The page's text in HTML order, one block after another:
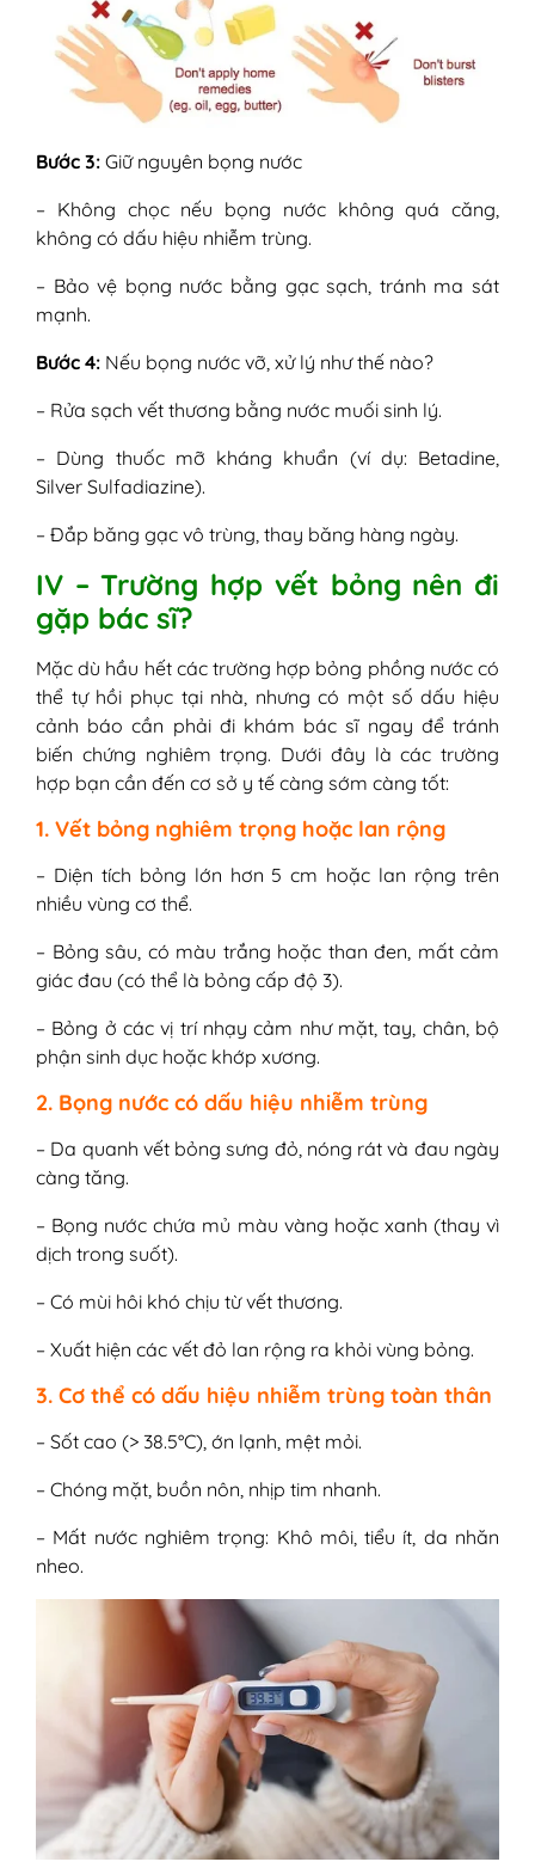
Bước 3: Giữ nguyên bọng nước
– Không chọc nếu bọng nước không quá căng,
không có dấu hiệu nhiễm trùng.
– Bảo vệ bọng nước bằng gạc sạch, tránh ma sát
mạnh.
Bước 4: Nếu bọng nước vỡ, xử lý như thế nào?
– Rửa sạch vết thương bằng nước muối sinh lý.
– Dùng thuốc mỡ kháng khuẩn (ví dụ: Betadine,
Silver Sulfadiazine).
– Đắp băng gạc vô trùng, thay băng hàng ngày.
IV – Trường hợp vết bỏng nên đi
gặp bác sĩ?
Mặc dù hầu hết các trường hợp bỏng phồng nước có
thể tự hồi phục tại nhà, nhưng có một số dấu hiệu
cảnh báo cần phải đi khám bác sĩ ngay để tránh
biến chứng nghiêm trọng. Dưới đây là các trường
hợp bạn cần đến cơ sở y tế càng sớm càng tốt:
1. Vết bỏng nghiêm trọng hoặc lan rộng
– Diện tích bỏng lớn hơn 5 cm hoặc lan rộng trên
nhiều vùng cơ thể.
– Bỏng sâu, có màu trắng hoặc than đen, mất cảm
giác đau (có thể là bỏng cấp độ 3).
– Bỏng ở các vị trí nhạy cảm như mặt, tay, chân, bộ
phận sinh dục hoặc khớp xương.
2. Bọng nước có dấu hiệu nhiễm trùng
– Da quanh vết bỏng sưng đỏ, nóng rát và đau ngày
càng tăng.
– Bọng nước chứa mủ màu vàng hoặc xanh (thay vì
dịch trong suốt).
– Có mùi hôi khó chịu từ vết thương.
– Xuất hiện các vết đỏ lan rộng ra khỏi vùng bỏng.
3. Cơ thể có dấu hiệu nhiễm trùng toàn thân
– Sốt cao (> 38.5°C), ớn lạnh, mệt mỏi.
– Chóng mặt, buồn nôn, nhịp tim nhanh.
– Mất nước nghiêm trọng: Khô môi, tiểu ít, da nhăn
nheo.